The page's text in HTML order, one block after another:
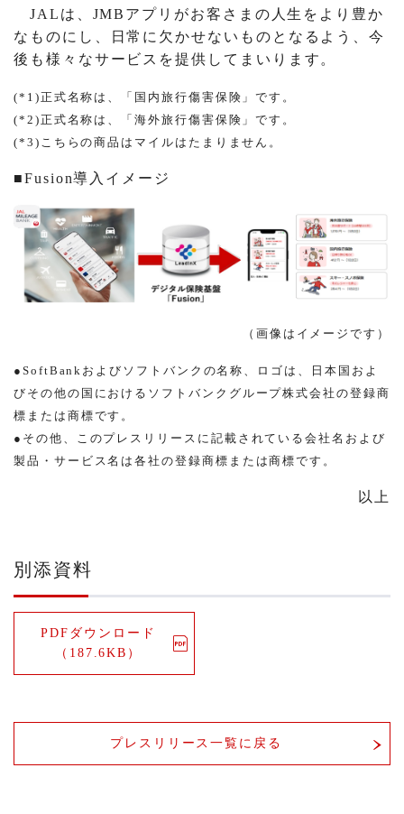
JALは、JMBアプリがお客さまの人生をより豊か
なものにし、日常に欠かせないものとなるよう、今
後も様々なサービスを提供してまいります。
(*1)正式名称は、「国内旅行傷害保険」です。
(*2)正式名称は、「海外旅行傷害保険」です。
(*3)こちらの商品はマイルはたまりません。
■Fusion導入イメージ
（画像はイメージです）
●SoftBankおよびソフトバンクの名称、ロゴは、日本国およ
びその他の国におけるソフトバンクグループ株式会社の登録商
標または商標です。
●その他、このプレスリリースに記載されている会社名および
製品・サービス名は各社の登録商標または商標です。
以上
別添資料
PDFダウンロード
（187.6KB）
プレスリリース一覧に戻る